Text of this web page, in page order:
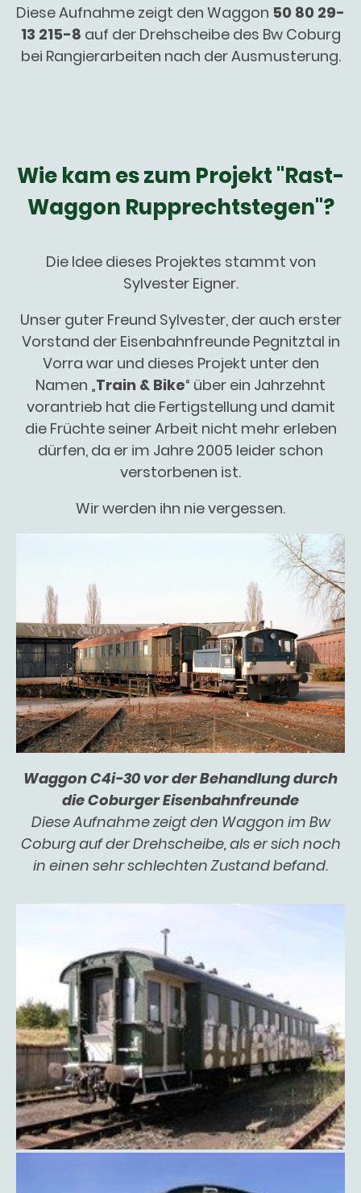
Diese Aufnahme zeigt den Waggon 50 80 29-
13 215-8 auf der Drehscheibe des Bw Coburg
bei Rangierarbeiten nach der Ausmusterung.
Wie kam es zum Projekt "Rast-
Waggon Rupprechtstegen"?
Die Idee dieses Projektes stammt von
Sylvester Eigner.
Unser guter Freund Sylvester, der auch erster
Vorstand der Eisenbahnfreunde Pegnitztal in
Vorra war und dieses Projekt unter den
Namen „Train & Bike“ über ein Jahrzehnt
vorantrieb hat die Fertigstellung und damit
die Früchte seiner Arbeit nicht mehr erleben
dürfen, da er im Jahre 2005 leider schon
verstorbenen ist.
Wir werden ihn nie vergessen.
Waggon C4i-30 vor der Behandlung durch
die Coburger Eisenbahnfreunde
Diese Aufnahme zeigt den Waggon im Bw
Coburg auf der Drehscheibe, als er sich noch
in einen sehr schlechten Zustand befand.